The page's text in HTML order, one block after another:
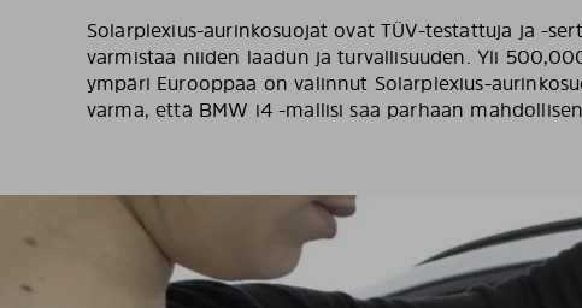
Solarplexius-aurinkosuojat ovat TÜV-testattuja ja -
varmistaa niiden laadun ja turvallisuuden. Yli
ympäri Eurooppaa on valinnut Solarplexius-
varma, että BMW i4 -mallisi saa parhaan